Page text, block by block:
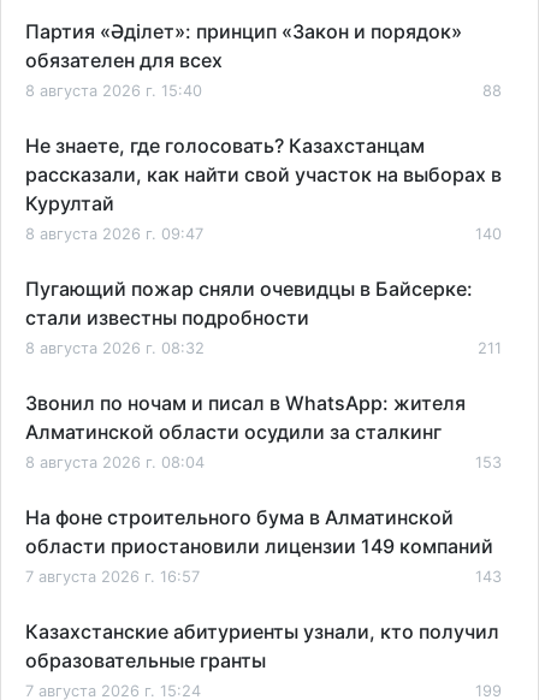
Партия «Әділет»: принцип «Закон и порядок»
обязателен для всех
8 августа 2026 г. 15:40 88
Не знаете, где голосовать? Казахстанцам
рассказали, как найти свой участок на выборах в
Курултай
8 августа 2026 г. 09:47 140
Пугающий пожар сняли очевидцы в Байсерке:
стали известны подробности
8 августа 2026 г. 08:32 211
Звонил по ночам и писал в WhatsApp: жителя
Алматинской области осудили за сталкинг
8 августа 2026 г. 08:04 153
На фоне строительного бума в Алматинской
области приостановили лицензии 149 компаний
7 августа 2026 г. 16:57 143
Казахстанские абитуриенты узнали, кто получил
образовательные гранты
7 августа 2026 г. 15:24 199